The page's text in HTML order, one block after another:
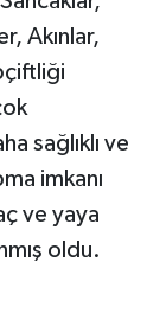
Akınlar,
sağlıklı ve
imkanı
ve yaya
oldu.